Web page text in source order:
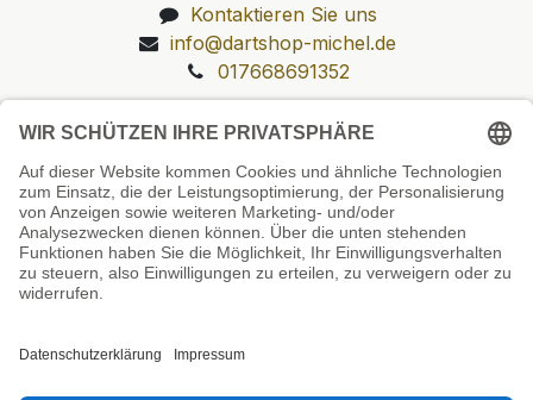
Kontaktieren Sie uns
info@dartshop-michel.de
017668691352
Unsere Prüfsiegel